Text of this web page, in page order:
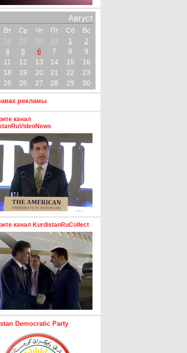
Август
Вт Ср Чт Пт Сб
Вс
28 29 30 31 1
2
4 5 6 7 8
9
11 12 13 14 15
16
18 19 20 21 22
23
25 26 27 28 29 30
рекламы
канал
канал KurdistanRuCollect
Democratic Party